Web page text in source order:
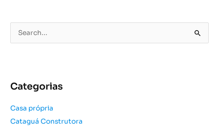
e
i
a
r
Categorias
Casa própria
Cataguá Construtora